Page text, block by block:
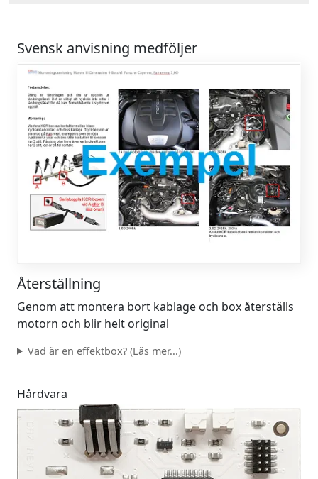
Svensk anvisning medföljer
Återställning
Genom att montera bort kablage och box återställs
motorn och blir helt original
Vad är en effektbox? (Läs mer...)
Hårdvara